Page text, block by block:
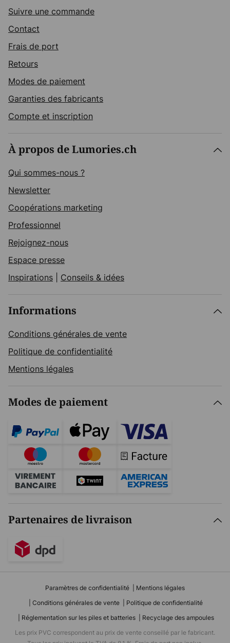
Suivre une commande
Contact
Frais de port
Retours
Modes de paiement
Garanties des fabricants
Compte et inscription
À propos de Lumories.ch
Qui sommes-nous ?
Newsletter
Coopérations marketing
Professionnel
Rejoignez-nous
Espace presse
Inspirations
Conseils & idées
Informations
Conditions générales de vente
Politique de confidentialité
Mentions légales
Modes de paiement
Partenaires de livraison
Paramètres de confidentialité
Mentions légales
Conditions générales de vente
Politique de confidentialité
Réglementation sur les piles et batteries
Recyclage des ampoules
Les prix PVC correspondent au prix de vente conseillé par le fabricant.